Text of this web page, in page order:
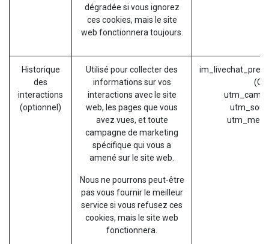
dégradée si vous ignorez
ces cookies, mais le site
web fonctionnera toujours.
Historique
des
interactions
(optionnel)
Utilisé pour collecter des
informations sur vos
interactions avec le site
web, les pages que vous
avez vues, et toute
campagne de marketing
spécifique qui vous a
amené sur le site web.
Nous ne pourrons peut-être
pas vous fournir le meilleur
service si vous refusez ces
cookies, mais le site web
fonctionnera.